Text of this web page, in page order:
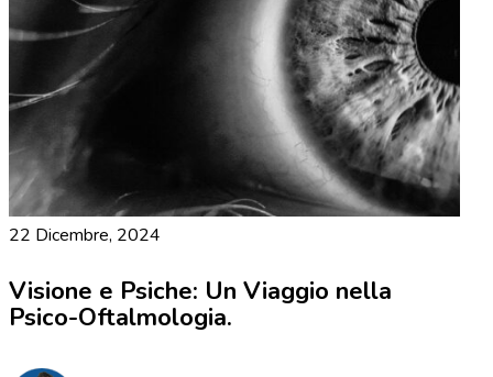
22 Dicembre, 2024
Visione e Psiche: Un Viaggio nella
Psico-Oftalmologia.